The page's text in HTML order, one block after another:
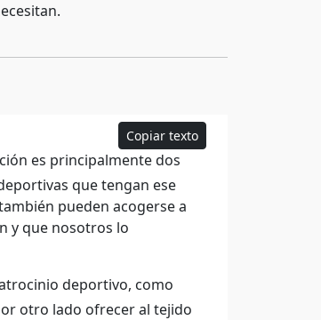
Copiar texto
es principalmente dos
que tengan ese
pueden acogerse a
y que nosotros lo
deportivo, como
otro lado ofrecer al tejido